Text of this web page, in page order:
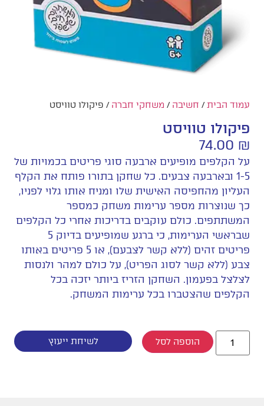
עמוד הבית/ חשיבה / משחקי חברה / פיקולו טוויסט
פיקולו טוויסט
74.00 ₪
על הקלפים מופיעים ארבעה סוגי פריטים בכמויות של
1-5 ובארבעה צבעים. כל שחקן בתורו פותח את הקלף
העליון מהחפיסה האישית שלו ומניח אותו גלוי לפניו,
כך שנוצרות מספר ערימות משחק כמספר
המשתתפים. כולם עוקבים בדריכות אחרי כל הקלפים
שבראשי הערימות, כי ברגע שמופיעים בדיוק 5
פריטים זהים (ללא קשר לצבעם), או 5 פריטים באותו
צבע (ללא קשר לסוג הפריט), על כולם למהר ולנסות
לצלצל בפעמון. השחקן הזריז ביותר יזכה בכל
הקלפים שהצטברו בכל ערימות המשחק.
הוספה לסל לשיחת ייעוץ